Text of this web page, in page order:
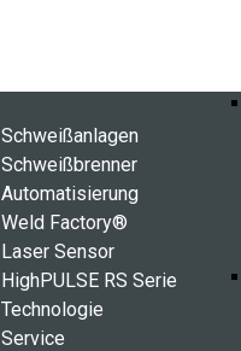
Schweißanlagen
Schweißbrenner
Automatisierung
Weld Factory®
Laser Sensor
HighPULSE RS Serie
Technologie
Service